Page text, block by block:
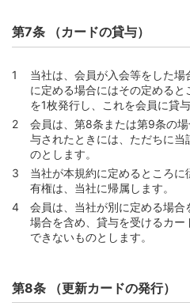
第63条 （手数料率）
第65条 （分割払いのショッ
法）
第66条 （リボルビング払い
計算方法）
第4節 支払日と支払額等
第67条 （１回払い）
第68条 （ボーナス一括払い）
第69条 （分割払い）
第71条 （元利定額リボルビン
第7条 （カードの貸与）
当社は、会員が入会等をした
に定める場合にはその定める
を1枚発行し、これを会員に貸与
会員は、第8条または第9条の
与されたときには、ただちに
のとします。
当社が本規約に定めるところ
有権は、当社に帰属します。
会員は、当社が別に定める場
場合を含め、貸与を受けるカ
できないものとします。
第8条 （更新カードの発行）